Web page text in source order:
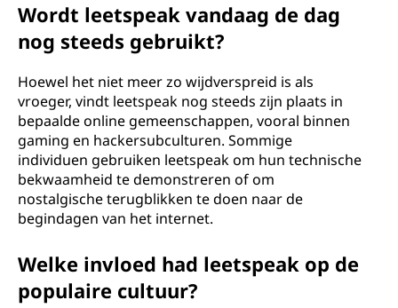
Wordt leetspeak vandaag de dag
nog steeds gebruikt?
Hoewel het niet meer zo wijdverspreid is als
vroeger, vindt leetspeak nog steeds zijn plaats in
bepaalde online gemeenschappen, vooral binnen
gaming en hackersubculturen. Sommige
individuen gebruiken leetspeak om hun technische
bekwaamheid te demonstreren of om
nostalgische terugblikken te doen naar de
begindagen van het internet.
Welke invloed had leetspeak op de
populaire cultuur?